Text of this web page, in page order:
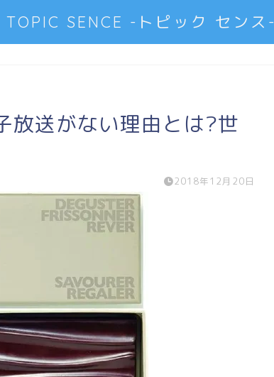
TOPIC SENCE -トピック センス-
放送がない理由とは?世
2018年12月20日